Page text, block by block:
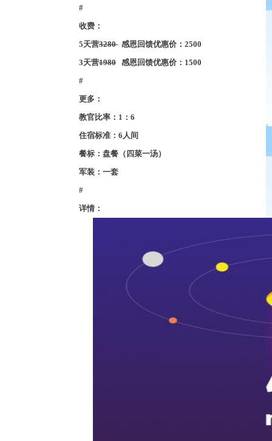
#
收费：
5天营3280 感恩回馈优惠价： 2500
3天营1980 感恩回馈优惠价： 1500
#
更多：
教官比率： 1 ： 6
住宿标准： 6人间
餐标：盘餐（四菜一汤）
军装：一套
#
详情：